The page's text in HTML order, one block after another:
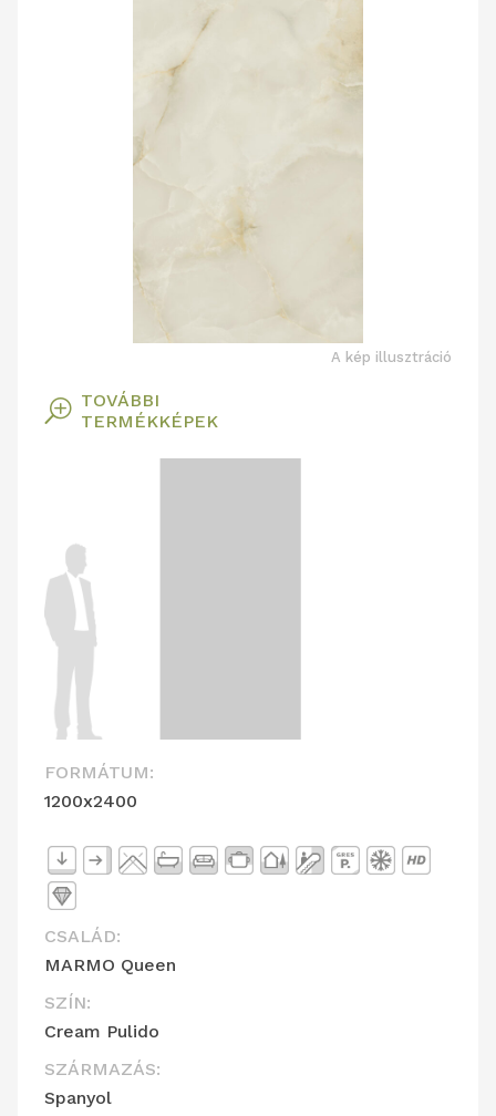
A kép illusztráció
T TOVÁBBI
TERMÉKKÉPEK
FORMÁTUM:
1200x2400
CSALÁD:
MARMO Queen
SZÍN:
Cream Pulido
SZÁRMAZÁS:
Spanyol